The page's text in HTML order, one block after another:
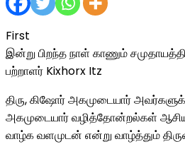
First
இன்று பிறந்த நாள் காணும்
பற்றாளர் Kixhorx Itz
திரு, கிஷோர் அகமுடையார்
அகமுடையார் வழித்தோன்றல்கள்
வாழ்க வளமுடன் என்று வாழ்த்தும்